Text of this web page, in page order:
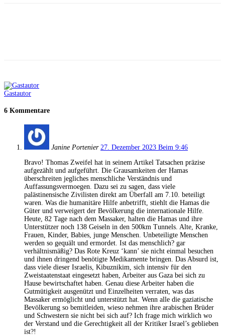
Gastautor
6 Kommentare
Janine Portenier 27. Dezember 2023 Beim 9:46
Bravo! Thomas Zweifel hat in seinem Artikel Tatsachen präzise
aufgezählt und aufgeführt. Die Grausamkeiten der Hamas
überschreiten jegliches menschliche Verständnis und
Auffassungsvermoegen. Dazu sei zu sagen, dass viele
palästinensische Zivilisten direkt am Überfall am 7.10. beteiligt
waren. Was die humanitäre Hilfe anbetrifft, stiehlt die Hamas die
Güter und verweigert der Bevölkerung die internationale Hilfe.
Heute, 82 Tage nach dem Massaker, halten die Hamas und ihre
Unterstützer noch 138 Geiseln in den 500km Tunnels. Alte, Kranke,
Frauen, Kinder, Babies, junge Menschen. Unbeteiligte Menschen
werden so gequält und ermordet. Ist das menschlich? gar
verhältnismäßig? Das Rote Kreuz ‘kann’ sie nicht einmal besuchen
und ihnen dringend benötigte Medikamente bringen. Das Absurd ist,
dass viele dieser Israelis, Kibuznikim, sich intensiv für den
Zweistaatenstaat eingesetzt haben, Arbeiter aus Gaza bei sich zu
Hause bewirtschaftet haben. Genau diese Arbeiter haben die
Gutmütigkeit ausgenützt und Einzelheiten verraten, was das
Massaker ermöglicht und unterstützt hat. Wenn alle die gaziatische
Bevölkerung so bemitleiden, wieso nehmen ihre arabischen Brüder
und Schwestern sie nicht bei sich auf? Ich frage mich wirklich wo
der Verstand und die Gerechtigkeit all der Kritiker Israel’s geblieben
ist?!